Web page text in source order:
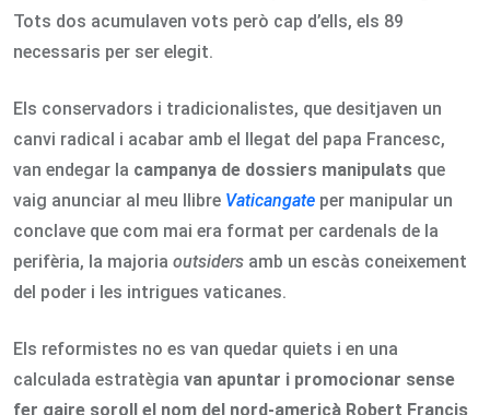
Tots dos acumulaven vots però cap d’ells, els 89
necessaris per ser elegit.
Els conservadors i tradicionalistes, que desitjaven un
canvi radical i acabar amb el llegat del papa Francesc,
van endegar la campanya de dossiers manipulats que
vaig anunciar al meu llibre Vaticangate per manipular un
conclave que com mai era format per cardenals de la
perifèria, la majoria outsiders amb un escàs coneixement
del poder i les intrigues vaticanes.
Els reformistes no es van quedar quiets i en una
calculada estratègia van apuntar i promocionar sense
fer gaire soroll el nom del nord-americà Robert Francis